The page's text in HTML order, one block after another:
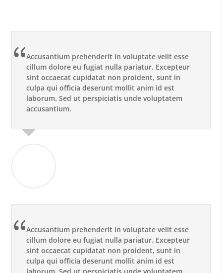
Accusantium prehenderit in voluptate velit esse
cillum dolore eu fugiat nulla pariatur. Excepteur
sint occaecat cupidatat non proident, sunt in
culpa qui officia deserunt mollit anim id est
laborum. Sed ut perspiciatis unde voluptatem
accusantium.
Accusantium prehenderit in voluptate velit esse
cillum dolore eu fugiat nulla pariatur. Excepteur
sint occaecat cupidatat non proident, sunt in
culpa qui officia deserunt mollit anim id est